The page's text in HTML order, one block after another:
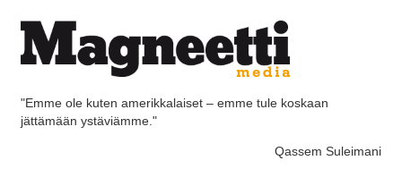
"Emme ole kuten amerikkalaiset – emme tule koskaan
jättämään ystäviämme."
Qassem Suleimani